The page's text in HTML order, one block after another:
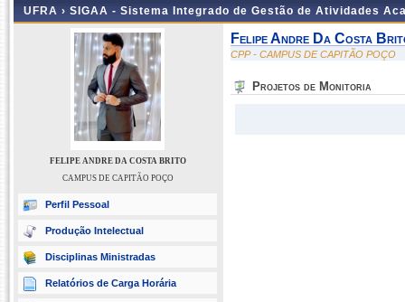
UFRA › SIGAA - Sistema Integrado de Gestão de Atividades
FELIPE ANDRE DA COSTA BRITO
CAMPUS DE CAPITÃO POÇO
Perfil Pessoal
Produção Intelectual
Disciplinas Ministradas
Relatórios de Carga Horária
Felipe Andre Da Costa
CPP - CAMPUS DE CAPITÃO POÇO
Projetos de Monitoria